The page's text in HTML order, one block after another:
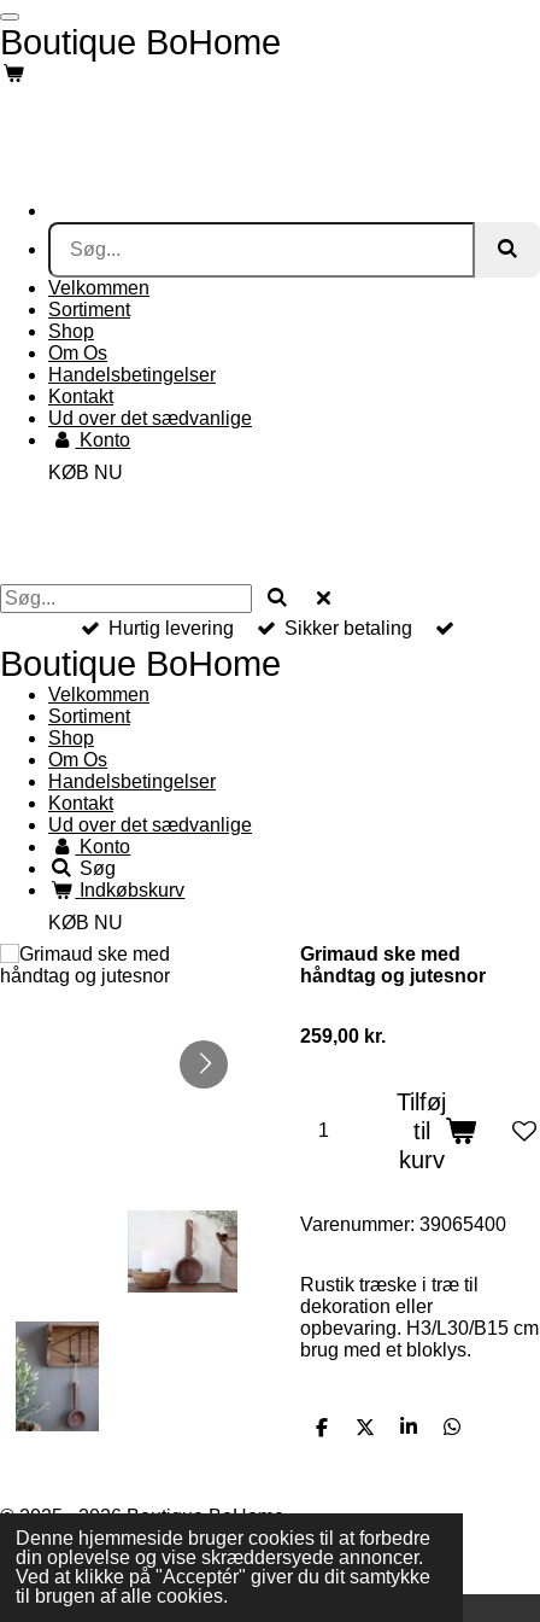
Denne hjemmeside bruger cookies til at forbedre
din oplevelse og vise skræddersyede annoncer.
Ved at klikke på "Acceptér" giver du dit samtykke
til brugen af alle cookies.
Spring
til
hovedindhold
Boutique BoHome
Velkommen
Sortiment
Shop
Om Os
Handelsbetingelser
Kontakt
Ud over det sædvanlige
Konto
KØB NU
Hurtig levering Sikker betaling
Boutique BoHome
Velkommen
Sortiment
Shop
Om Os
Handelsbetingelser
Kontakt
Ud over det sædvanlige
Konto
Søg
Indkøbskurv
KØB NU
Grimaud ske med
håndtag og jutesnor
259,00 kr.
Tilføj
til
kurv
Varenummer: 39065400
Rustik træske i træ til
dekoration eller
opbevaring. H3/L30/B15 cm
brug med et bloklys.
D
D
D
D
© 2025 - 2026 Boutique BoHome
Drevet afWebador